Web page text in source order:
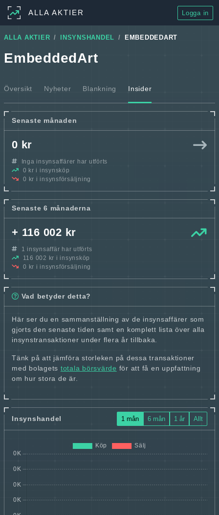
ALLA AKTIER Logga in
ALLA AKTIER INSYNSHANDEL EMBEDDEDART
EmbeddedArt
Översikt Nyheter Blankning Insider
Senaste månaden
0 kr
Inga insynsaffärer har utförts
0 kr i insynsköp
0 kr i insynsförsäljning
Senaste 6 månaderna
+ 116 002 kr
1 insynsaffär har utförts
116 002 kr i insynsköp
0 kr i insynsförsäljning
Vad betyder detta?
Här ser du en sammanställning av de insynsaffärer som
gjorts den senaste tiden samt en komplett lista över alla
insynstransaktioner under flera år tillbaka.
Tänk på att jämföra storleken på dessa transaktioner
med bolagets totala börsvärde för att få en uppfattning
om hur stora de är.
Insynshandel 1 mån 6 mån 1 år Allt